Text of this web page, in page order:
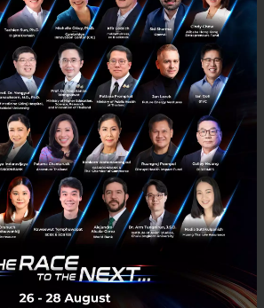
คิด ระบบขององค์กรพร้อมแค่ไหน?
ช่วยองค์กรวาง Storage ให้ทันยุค
กรต้องมีระบบจัดเก็บข้อมูลที่พร้อมรองรับทั้ง AI
ายตัว ทำความรู้จัก Seagate Exos Systems ทั้ง
และ Exos FUSE เพื...
Team
storage